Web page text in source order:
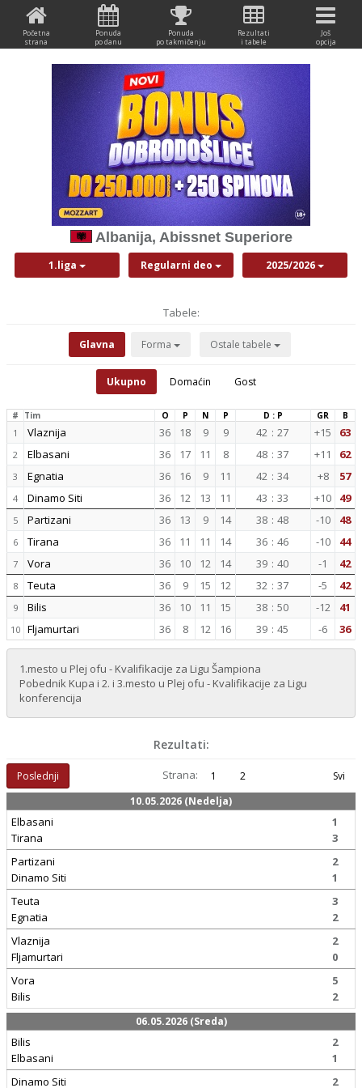
Početna
strana
Ponuda
po danu
Ponuda
po takmičenju
Rezultati
i tabele
Još
opcija
Albanija, Abissnet Superiore
1.liga Regularni deo 2025/2026
Tabele:
Glavna Forma Ostale tabele
Ukupno Domaćin Gost
# Tim O P N P D : P GR B
1 Vlaznija 36 18 9 9 42 : 27 +15 63
2 Elbasani 36 17 11 8 48 : 37 +11 62
3 Egnatia 36 16 9 11 42 : 34 +8 57
4 Dinamo Siti 36 12 13 11 43 : 33 +10 49
5 Partizani 36 13 9 14 38 : 48 -10 48
6 Tirana 36 11 11 14 36 : 46 -10 44
7 Vora 36 10 12 14 39 : 40 -1 42
8 Teuta 36 9 15 12 32 : 37 -5 42
9 Bilis 36 10 11 15 38 : 50 -12 41
10 Fljamurtari 36 8 12 16 39 : 45 -6 36
1.mesto u Plej ofu - Kvalifikacije za Ligu Šampiona
Pobednik Kupa i 2. i 3.mesto u Plej ofu - Kvalifikacije za Ligu
konferencija
Rezultati:
Poslednji Strana: 1 2
Svi
10.05.2026 (Nedelja)
Elbasani
Tirana
1
3
Partizani
Dinamo Siti
2
1
Teuta
Egnatia
3
2
Vlaznija
Fljamurtari
2
0
Vora
Bilis
5
2
06.05.2026 (Sreda)
Bilis
Elbasani
2
1
Dinamo Siti
2